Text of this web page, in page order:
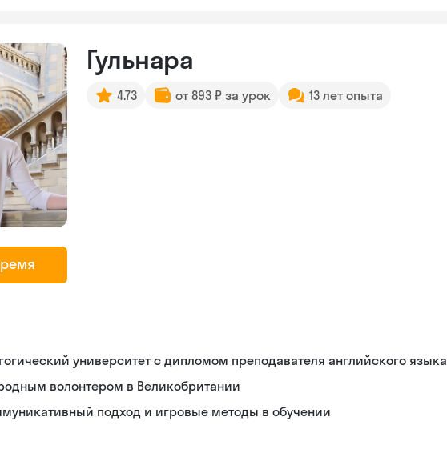
Гульнара
4.73 от 893 ₽ за урок 13 лет опыта
университет с дипломом преподавателя английского языка
волонтером в Великобритании
подход и игровые методы в обучении